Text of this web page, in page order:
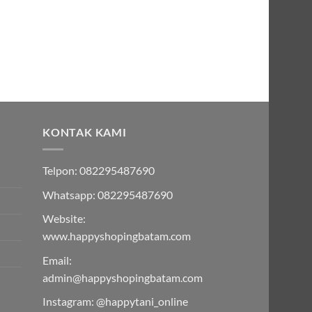
KONTAK KAMI
Telpon: 082295487690
Whatsapp: 082295487690
Website:
www.happyshopingbatam.com
Email:
admin@happyshopingbatam.com
Instagram: @happytani_online